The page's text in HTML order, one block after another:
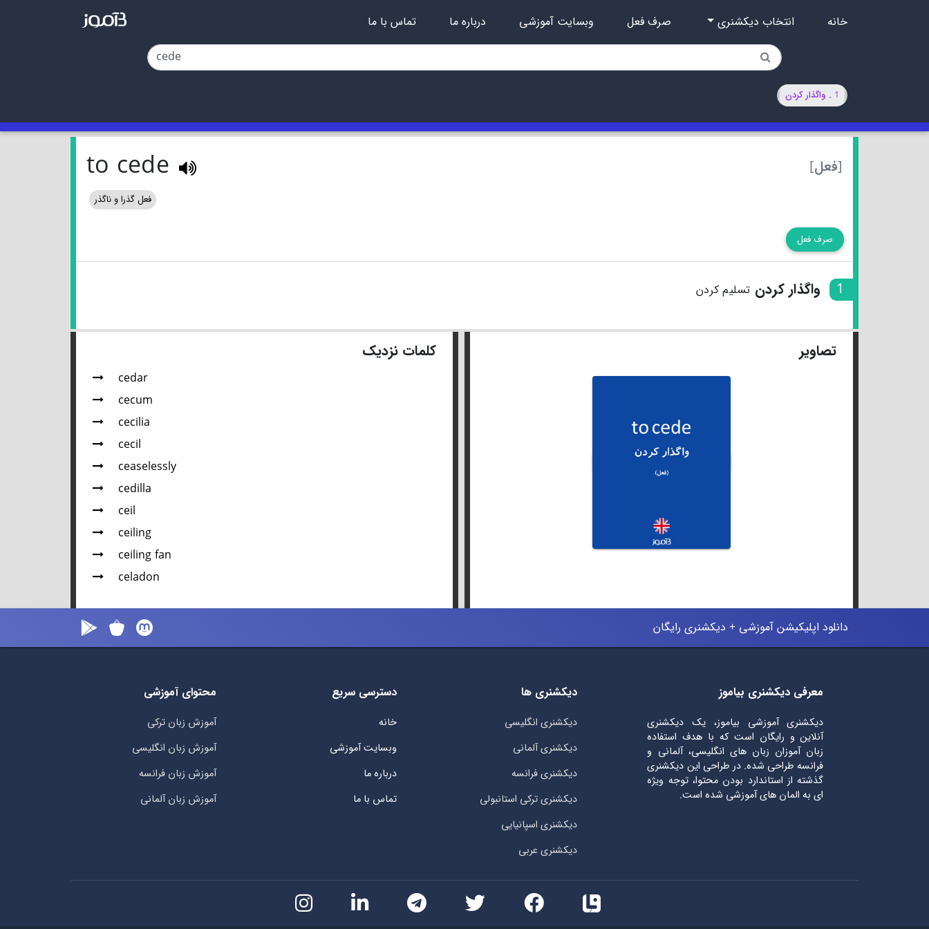
خانه انتخاب دیکشنری صرف فعل وبسایت آموزشی درباره ما تماس با ما
1 . واگذار کردن
[فعل] to cede
فعل گذرا و ناگذر
صرف فعل
1 واگذار کردن تسلیم کردن
تصاویر کلمات نزدیک
cedar
cecum
cecilia
cecil
ceaselessly
cedilla
ceil
ceiling
ceiling fan
celadon
دانلود اپلیکیشن آموزشی + دیکشنری رایگان
معرفی دیکشنری بیاموز
دیکشنری آموزشی بیاموز، یک دیکشنری
آنلاین و رایگان است که با هدف استفاده
زبان آموزان زبان های انگلیسی، آلمانی و
فرانسه طراحی شده. در طراحی این دیکشنری
گذشته از استاندارد بودن محتوا، توجه ویژه
ای به المان های آموزشی شده است.
دیکشنری ها
دیکشنری انگلیسی
دیکشنری آلمانی
دیکشنری فرانسه
دیکشنری ترکی استانبولی
دیکشنری اسپانیایی
دیکشنری عربی
دسترسی سریع
خانه
وبسایت آموزشی
درباره ما
تماس با ما
محتوای آموزشی
آموزش زبان ترکی
آموزش زبان انگلیسی
آموزش زبان فرانسه
آموزش زبان آلمانی